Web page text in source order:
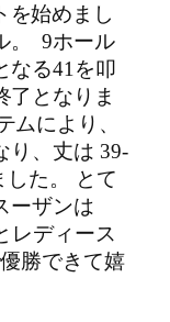
を始めまし
。 9ホール
なる41を叩
了となりま
ムにより、
り、丈は 39-
した。 とて
ーザンは
レディース
勝できて嬉